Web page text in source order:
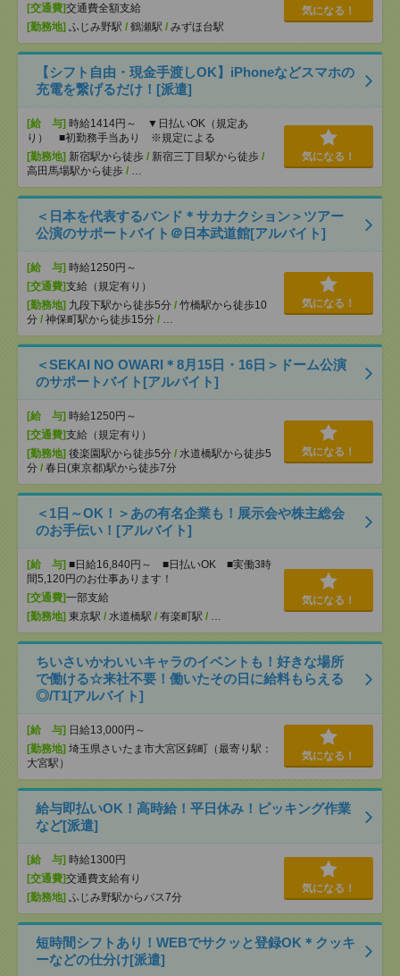
[交通費]交通費全額支給
[勤務地] ふじみ野駅 / 鶴瀬駅 / みずほ台駅
気になる！
【シフト自由・現金手渡しOK】iPhoneなどスマホの
充電を繋げるだけ！[派遣]
[給 与] 時給1414円～ ▼日払いOK（規定あ
り） ■初勤務手当あり ※規定による
[勤務地] 新宿駅から徒歩 / 新宿三丁目駅から徒歩 /
高田馬場駅から徒歩 / …
気になる！
＜日本を代表するバンド＊サカナクション＞ツアー
公演のサポートバイト＠日本武道館[アルバイト]
[給 与] 時給1250円～
[交通費]支給（規定有り）
[勤務地] 九段下駅から徒歩5分 / 竹橋駅から徒歩10
分 / 神保町駅から徒歩15分 / …
気になる！
＜SEKAI NO OWARI＊8月15日・16日＞ドーム公演
のサポートバイト[アルバイト]
[給 与] 時給1250円～
[交通費]支給（規定有り）
[勤務地] 後楽園駅から徒歩5分 / 水道橋駅から徒歩5
分 / 春日(東京都)駅から徒歩7分
気になる！
＜1日～OK！＞あの有名企業も！展示会や株主総会
のお手伝い！[アルバイト]
[給 与] ■日給16,840円～ ■日払いOK ■実働3時
間5,120円のお仕事あります！
[交通費]一部支給
[勤務地] 東京駅 / 水道橋駅 / 有楽町駅 / …
気になる！
ちいさいかわいいキャラのイベントも！好きな場所
で働ける☆来社不要！働いたその日に給料もらえる
◎/T1[アルバイト]
[給 与] 日給13,000円～
[勤務地] 埼玉県さいたま市大宮区錦町（最寄り駅：
大宮駅）
気になる！
給与即払いOK！高時給！平日休み！ピッキング作業
など[派遣]
[給 与] 時給1300円
[交通費]交通費支給有り
[勤務地] ふじみ野駅からバス7分
気になる！
短時間シフトあり！WEBでサクッと登録OK＊クッキ
ーなどの仕分け[派遣]